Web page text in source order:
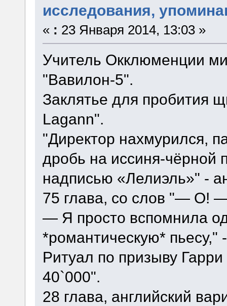
исследования,
« : 23 Января 2014, 13:03 »
Учитель Окклюменции
"Вавилон-5".
Заклятье для пробития
Lagann".
"Директор нахмурился,
дробь на иссиня-чёрной
надписью «Лелиэль»" -
75 глава, со слов "— О! —
— Я просто вспомнила
*романтическую* пьесу,"
Ритуал по призыву
40`000".
28 глава, английский